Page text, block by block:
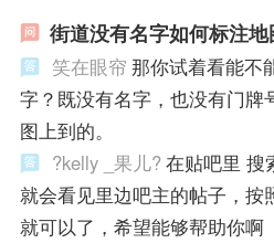
街道没有名字如何标注地
笑在眼帘 那你试着看能不
字？既没有名字，也没有门牌
图上到的。
?kelly _果儿?在贴吧里 搜
就会看见里边吧主的帖子，按
就可以了，希望能够帮助你啊